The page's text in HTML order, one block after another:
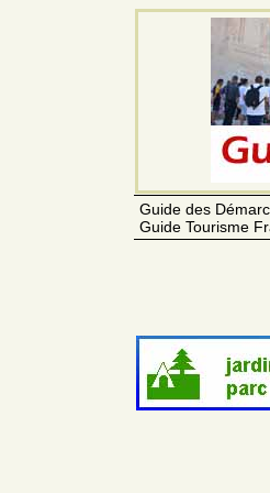
Guide des
Guide Tourisme